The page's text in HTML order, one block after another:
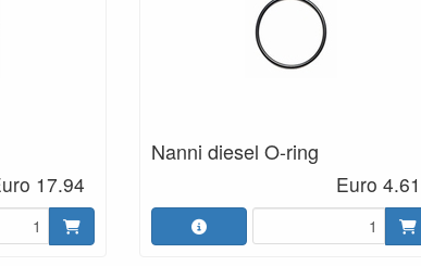
17.94
Nanni diesel O-ring
Euro 4.61